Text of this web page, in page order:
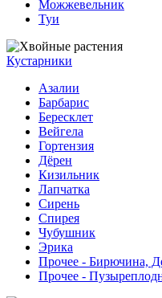
Можжевельник
Туи
Кустарники
Азалии
Барбарис
Бересклет
Вейгела
Гортензия
Дёрен
Кизильник
Лапчатка
Сирень
Спирея
Чубушник
Эрика
Прочее - Бирючина,
Прочее -